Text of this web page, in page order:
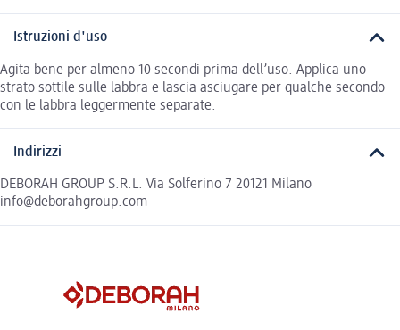
Istruzioni d'uso
Agita bene per almeno 10 secondi prima dell’uso. Applica uno
strato sottile sulle labbra e lascia asciugare per qualche secondo
con le labbra leggermente separate.
Indirizzi
DEBORAH GROUP S.R.L. Via Solferino 7 20121 Milano
info@deborahgroup.com